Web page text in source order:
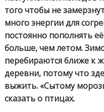
того чтобы не
много энергии для
постоянно пополнять
больше, чем летом.
перебираются ближе к
деревни, потому что
выжить. «Сытому
сказать о птицах.